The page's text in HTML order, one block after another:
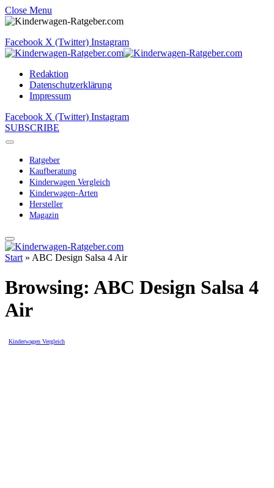
Close Menu
Facebook X (Twitter) Instagram
Redaktion
Datenschutzerklärung
Impressum
Facebook X (Twitter) Instagram
SUBSCRIBE
Ratgeber
Kaufberatung
Kinderwagen Vergleich
Kinderwagen-Arten
Hersteller
Magazin
Start » ABC Design Salsa 4 Air
Browsing: ABC Design Salsa 4
Air
Kinderwagen Vergleich